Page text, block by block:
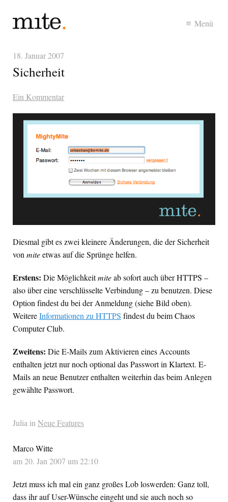
Menü
18. Januar 2007
Sicherheit
Ein Kommentar
Diesmal gibt es zwei kleinere Änderungen, die der Sicherheit
von miteetwas auf die Sprünge helfen.
Erstens: Die Möglichkeitmiteab sofort auch überHTTPS –
also über eine verschlüsselte Verbindung – zu benutzen. Diese
Option findest du bei der Anmeldung (siehe Bild oben).
WeitereInformationen zu HTTPS findest du beim Chaos
Computer Club.
Zweitens: Die E-Mails zum Aktivieren eines Accounts
enthalten jetzt nur noch optional das Passwort in Klartext. E-
Mails an neue Benutzer enthalten weiterhin das beim Anlegen
gewählte Passwort.
Julia in Neue Features
Marco Witte
am 20. Jan 2007 um 22:10
Jetzt muss ich mal ein ganz großes Lob loswerden: Ganz toll,
dass ihr auf User-Wünsche eingeht und sie auch noch so